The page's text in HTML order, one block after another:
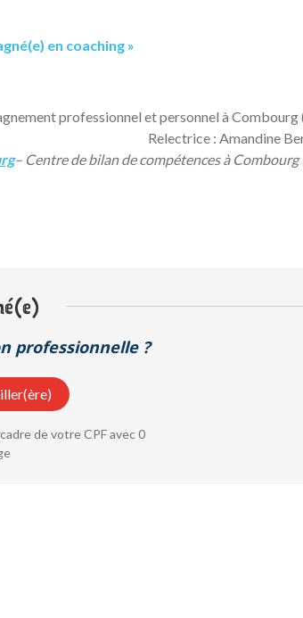
en coaching »
professionnel et personnel à Combourg
Relectrice : Amandine
– Centre de bilan de compétences à Combourg
professionnelle ?
de votre CPF avec 0